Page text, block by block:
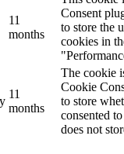
11
months
Consent
to store the
cookies in
11
months
The cookie
Cookie
to store
consented
does not